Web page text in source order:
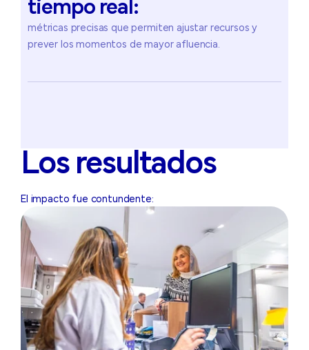
tiempo real:
métricas precisas que permiten ajustar recursos y
prever los momentos de mayor afluencia.
Los resultados
El impacto fue contundente: